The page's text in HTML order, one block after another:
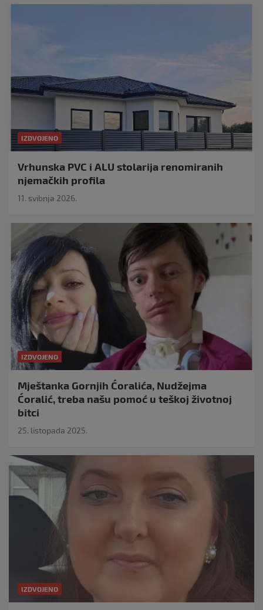
IZDVOJENO
Vrhunska PVC i ALU stolarija renomiranih
njemačkih profila
11. svibnja 2026.
IZDVOJENO
Mještanka Gornjih Ćoralića, Nudžejma
Ćoralić, treba našu pomoć u teškoj životnoj
bitci
25. listopada 2025.
IZDVOJENO